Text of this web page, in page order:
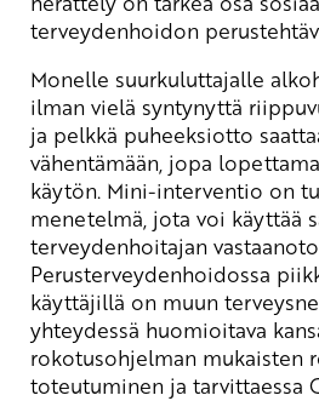
terveydenhoidon
Monelle suurkuluttajalle
ilman vielä syntynyttä
ja pelkkä puheeksiotto
vähentämään, jopa
käytön. Mini-interventio on
menetelmä, jota voi käyttää
terveydenhoitajan
Perusterveydenhoidossa
käyttäjillä on muun
yhteydessä huomioitava
rokotusohjelman mukaisten
toteutuminen ja tarvittaessa